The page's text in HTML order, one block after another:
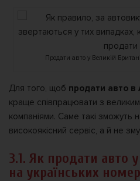
Продати авто у Великій
Для того, щоб продати авто в
краще співпрацювати з
компаніями. Саме такі зможуть
високоякісний сервіс, а й не
3.1. Як продати авто
на українських